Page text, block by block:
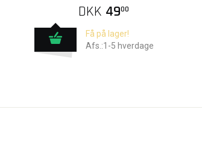
DKK 4900
Få på lager!
Afs.:1-5 hverdage